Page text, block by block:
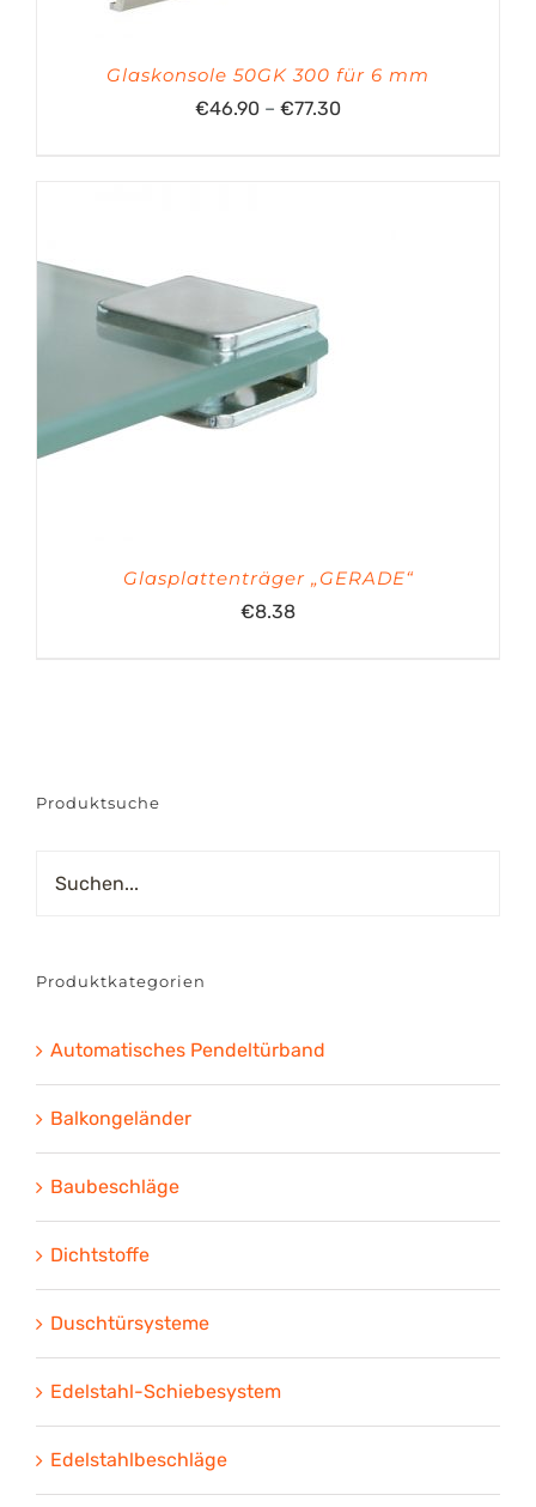
Glaskonsole 50GK 300 für 6 mm
€46.90 – €77.30Preisspanne:
Glasplattenträger „GERADE“
€8.38
Produktsuche
Produktkategorien
Automatisches Pendeltürband
Balkongeländer
Baubeschläge
Dichtstoffe
Duschtürsysteme
Edelstahl-Schiebesystem
Edelstahlbeschläge